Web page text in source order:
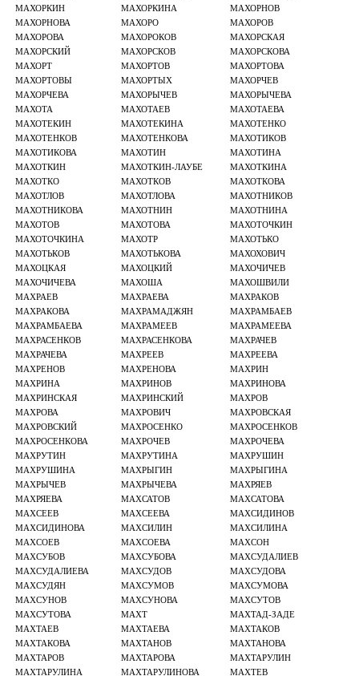
МАХОРКИН
МАХОРКИНА
МАХОРНОВ
МАХОРНОВА
МАХОРО
МАХОРОВ
МАХОРОВА
МАХОРОКОВ
МАХОРСКАЯ
МАХОРСКИЙ
МАХОРСКОВ
МАХОРСКОВА
МАХОРТ
МАХОРТОВ
МАХОРТОВА
МАХОРТОВЫ
МАХОРТЫХ
МАХОРЧЕВ
МАХОРЧЕВА
МАХОРЫЧЕВ
МАХОРЫЧЕВА
МАХОТА
МАХОТАЕВ
МАХОТАЕВА
МАХОТЕКИН
МАХОТЕКИНА
МАХОТЕНКО
МАХОТЕНКОВ
МАХОТЕНКОВА
МАХОТИКОВ
МАХОТИКОВА
МАХОТИН
МАХОТИНА
МАХОТКИН
МАХОТКИН-ЛАУБЕ
МАХОТКИНА
МАХОТКО
МАХОТКОВ
МАХОТКОВА
МАХОТЛОВ
МАХОТЛОВА
МАХОТНИКОВ
МАХОТНИКОВА
МАХОТНИН
МАХОТНИНА
МАХОТОВ
МАХОТОВА
МАХОТОЧКИН
МАХОТОЧКИНА
МАХОТР
МАХОТЬКО
МАХОТЬКОВ
МАХОТЬКОВА
МАХОХОВИЧ
МАХОЦКАЯ
МАХОЦКИЙ
МАХОЧИЧЕВ
МАХОЧИЧЕВА
МАХОША
МАХОШВИЛИ
МАХРАЕВ
МАХРАЕВА
МАХРАКОВ
МАХРАКОВА
МАХРАМАДЖЯН
МАХРАМБАЕВ
МАХРАМБАЕВА
МАХРАМЕЕВ
МАХРАМЕЕВА
МАХРАСЕНКОВ
МАХРАСЕНКОВА
МАХРАЧЕВ
МАХРАЧЕВА
МАХРЕЕВ
МАХРЕЕВА
МАХРЕНОВ
МАХРЕНОВА
МАХРИН
МАХРИНА
МАХРИНОВ
МАХРИНОВА
МАХРИНСКАЯ
МАХРИНСКИЙ
МАХРОВ
МАХРОВА
МАХРОВИЧ
МАХРОВСКАЯ
МАХРОВСКИЙ
МАХРОСЕНКО
МАХРОСЕНКОВ
МАХРОСЕНКОВА
МАХРОЧЕВ
МАХРОЧЕВА
МАХРУТИН
МАХРУТИНА
МАХРУШИН
МАХРУШИНА
МАХРЫГИН
МАХРЫГИНА
МАХРЫЧЕВ
МАХРЫЧЕВА
МАХРЯЕВ
МАХРЯЕВА
МАХСАТОВ
МАХСАТОВА
МАХСЕЕВ
МАХСЕЕВА
МАХСИДИНОВ
МАХСИДИНОВА
МАХСИЛИН
МАХСИЛИНА
МАХСОЕВ
МАХСОЕВА
МАХСОН
МАХСУБОВ
МАХСУБОВА
МАХСУДАЛИЕВ
МАХСУДАЛИЕВА
МАХСУДОВ
МАХСУДОВА
МАХСУДЯН
МАХСУМОВ
МАХСУМОВА
МАХСУНОВ
МАХСУНОВА
МАХСУТОВ
МАХСУТОВА
МАХТ
МАХТАД-ЗАДЕ
МАХТАЕВ
МАХТАЕВА
МАХТАКОВ
МАХТАКОВА
МАХТАНОВ
МАХТАНОВА
МАХТАРОВ
МАХТАРОВА
МАХТАРУЛИН
МАХТАРУЛИНА
МАХТАРУЛИНОВА МАХТЕВ